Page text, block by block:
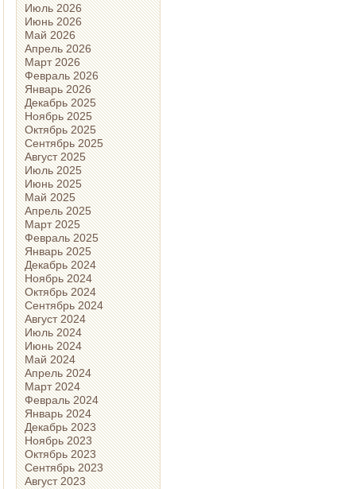
Июль 2026
Июнь 2026
Май 2026
Апрель 2026
Март 2026
Февраль 2026
Январь 2026
Декабрь 2025
Ноябрь 2025
Октябрь 2025
Сентябрь 2025
Август 2025
Июль 2025
Июнь 2025
Май 2025
Апрель 2025
Март 2025
Февраль 2025
Январь 2025
Декабрь 2024
Ноябрь 2024
Октябрь 2024
Сентябрь 2024
Август 2024
Июль 2024
Июнь 2024
Май 2024
Апрель 2024
Март 2024
Февраль 2024
Январь 2024
Декабрь 2023
Ноябрь 2023
Октябрь 2023
Сентябрь 2023
Август 2023